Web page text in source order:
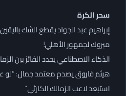
سحر الكرة
إبراهيم عبد الجواد يقطع الشك
مبروك لجمهور الأهلي!
الذكاء الاصطناعي يحدد الفائز بين
هيثم فاروق يصدم معتمد جمال: “لو
استبعد لاعب الزمالك الكارثي”